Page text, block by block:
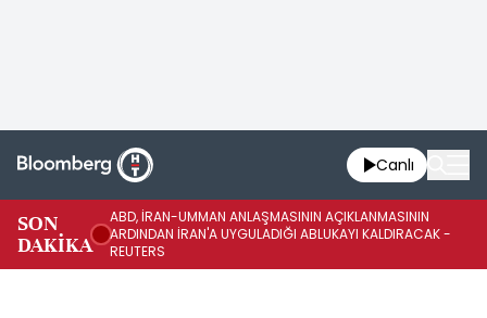
Canlı
SON
DAKİKA
ABD, İRAN-UMMAN ANLAŞMASININ AÇIKLANMASININ
ARDINDAN İRAN'A UYGULADIĞI ABLUKAYI KALDIRACAK -
REUTERS